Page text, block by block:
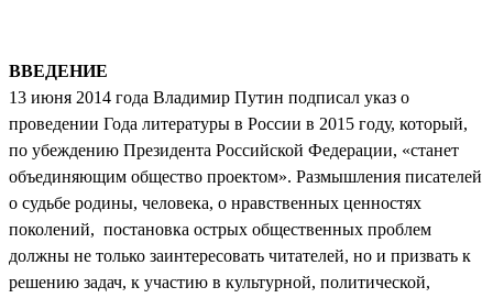
ВВЕДЕНИЕ
13 июня 2014 года Владимир Путин подписал указ о
проведении Года литературы в России в 2015 году, который,
по убеждению Президента Российской Федерации, «станет
объединяющим общество проектом». Размышления писателей
о судьбе родины, человека, о нравственных ценностях
поколений, постановка острых общественных проблем
должны не только заинтересовать читателей, но и призвать к
решению задач, к участию в культурной, политической,